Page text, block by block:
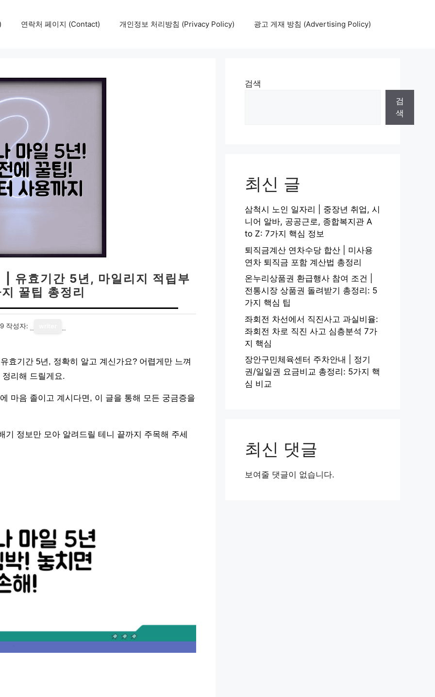
연락처 페이지 (Contact) 개인정보 처리방침 (Privacy Policy) 광고 게재 방침 (Advertising Policy)
유효기간 5년, 마일리지 적립부
꿀팁 총정리
작성자:
효기간 5년, 정확히 알고 계신가요? 어렵게만 느껴
리해 드릴게요.
마음 졸이고 계시다면, 이 글을 통해 모든 궁금증을
정보만 모아 알려드릴 테니 끝까지 주목해 주세
검색
검
색
최신 글
삼척시 노인 일자리 | 중장년 취업, 시
니어 알바, 공공근로, 종합복지관 A
to Z: 7가지 핵심 정보
퇴직금계산 연차수당 합산 | 미사용
연차 퇴직금 포함 계산법 총정리
온누리상품권 환급행사 참여 조건 |
전통시장 상품권 돌려받기 총정리: 5
가지 핵심 팁
좌회전 차선에서 직진사고 과실비율:
좌회전 차로 직진 사고 심층분석 7가
지 핵심
장안구민체육센터 주차안내 | 정기
권/일일권 요금비교 총정리: 5가지 핵
심 비교
최신 댓글
보여줄 댓글이 없습니다.